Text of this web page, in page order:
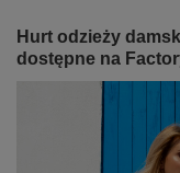
Hurt odzieży
dostępne na